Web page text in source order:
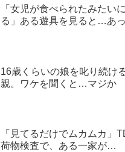
「女児が食べられたみたい
る」ある遊具を見ると…あっ
16歳くらいの娘を叱り続け
親。ワケを聞くと…マジか
「見てるだけでムカムカ」
荷物検査で、ある一家が…